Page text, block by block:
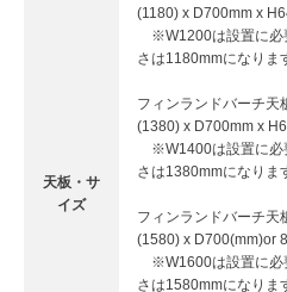
天板・サ
イズ
(1180) x D700mm x
※W1200は設置に必
さは1180mmになりま
フィンランドバーチ
(1380) x D700mm x
※W1400は設置に必
さは1380mmになりま
フィンランドバーチ
(1580) x D700(mm)or
※W1600は設置に必
さは1580mmになりま